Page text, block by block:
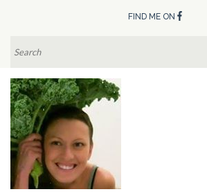
content
(Press
Enter)
FIND ME ON